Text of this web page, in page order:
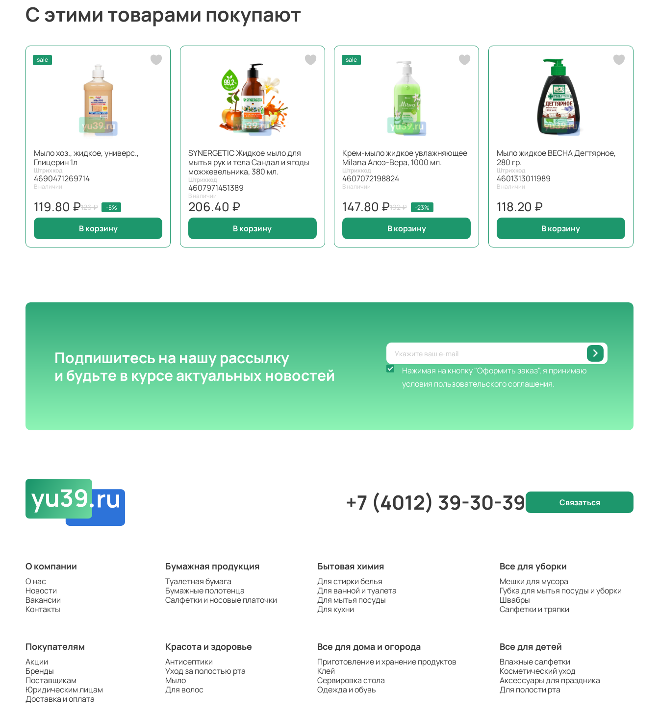
С этими товарами покупают
sale
Мыло хоз., жидкое, универс.,
Глицерин 1л
Штрихкод
4690471269714
В наличии
119.80 ₽126 ₽ -5%
В корзину
SYNERGETIC Жидкое мыло для
мытья рук и тела Сандал и ягоды
можжевельника, 380 мл.
Штрихкод
4607971451389
В наличии
206.40 ₽
В корзину
sale
Крем-мыло жидкое увлажняющее
Milana Алоэ-Вера, 1000 мл.
Штрихкод
4607072198824
В наличии
147.80 ₽192 ₽ -23%
В корзину
Мыло жидкое ВЕСНА Дегтярное,
280 гр.
Штрихкод
4601313011989
В наличии
118.20 ₽
В корзину
Подпишитесь на нашу рассылку
и будьте в курсе актуальных новостей
Нажимая на кнопку "Оформить заказ", я принимаю
условия пользовательского соглашения.
+7 (4012) 39-30-39 Связаться
О компании
О нас
Новости
Вакансии
Контакты
Бумажная продукция
Туалетная бумага
Бумажные полотенца
Салфетки и носовые платочки
Бытовая химия
Для стирки белья
Для ванной и туалета
Для мытья посуды
Для кухни
Все для уборки
Мешки для мусора
Губка для мытья посуды и уборки
Швабры
Салфетки и тряпки
Покупателям
Акции
Бренды
Поставщикам
Юридическим лицам
Доставка и оплата
Красота и здоровье
Антисептики
Уход за полостью рта
Мыло
Для волос
Все для дома и огорода
Приготовление и хранение продуктов
Клей
Сервировка стола
Одежда и обувь
Все для детей
Влажные салфетки
Косметический уход
Аксессуары для праздника
Для полости рта